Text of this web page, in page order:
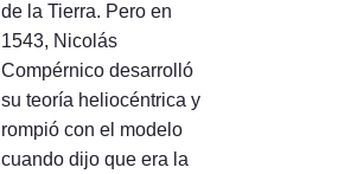
de la Tierra. Pero en
1543, Nicolás
Compérnico desarrolló
su teoría heliocéntrica y
rompió con el modelo
cuando dijo que era la